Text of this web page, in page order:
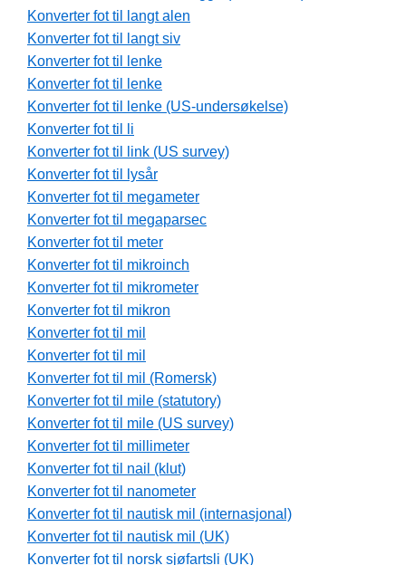
Konverter fot til langt alen
Konverter fot til langt siv
Konverter fot til lenke
Konverter fot til lenke
Konverter fot til lenke (US-undersøkelse)
Konverter fot til li
Konverter fot til link (US survey)
Konverter fot til lysår
Konverter fot til megameter
Konverter fot til megaparsec
Konverter fot til meter
Konverter fot til mikroinch
Konverter fot til mikrometer
Konverter fot til mikron
Konverter fot til mil
Konverter fot til mil
Konverter fot til mil (Romersk)
Konverter fot til mile (statutory)
Konverter fot til mile (US survey)
Konverter fot til millimeter
Konverter fot til nail (klut)
Konverter fot til nanometer
Konverter fot til nautisk mil (internasjonal)
Konverter fot til nautisk mil (UK)
Konverter fot til norsk sjøfartsli (UK)